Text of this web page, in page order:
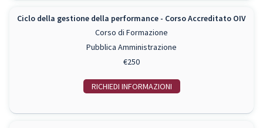
Ciclo della gestione della performance - Corso Accreditato OIV
Corso di Formazione
Pubblica Amministrazione
€250
RICHIEDI INFO